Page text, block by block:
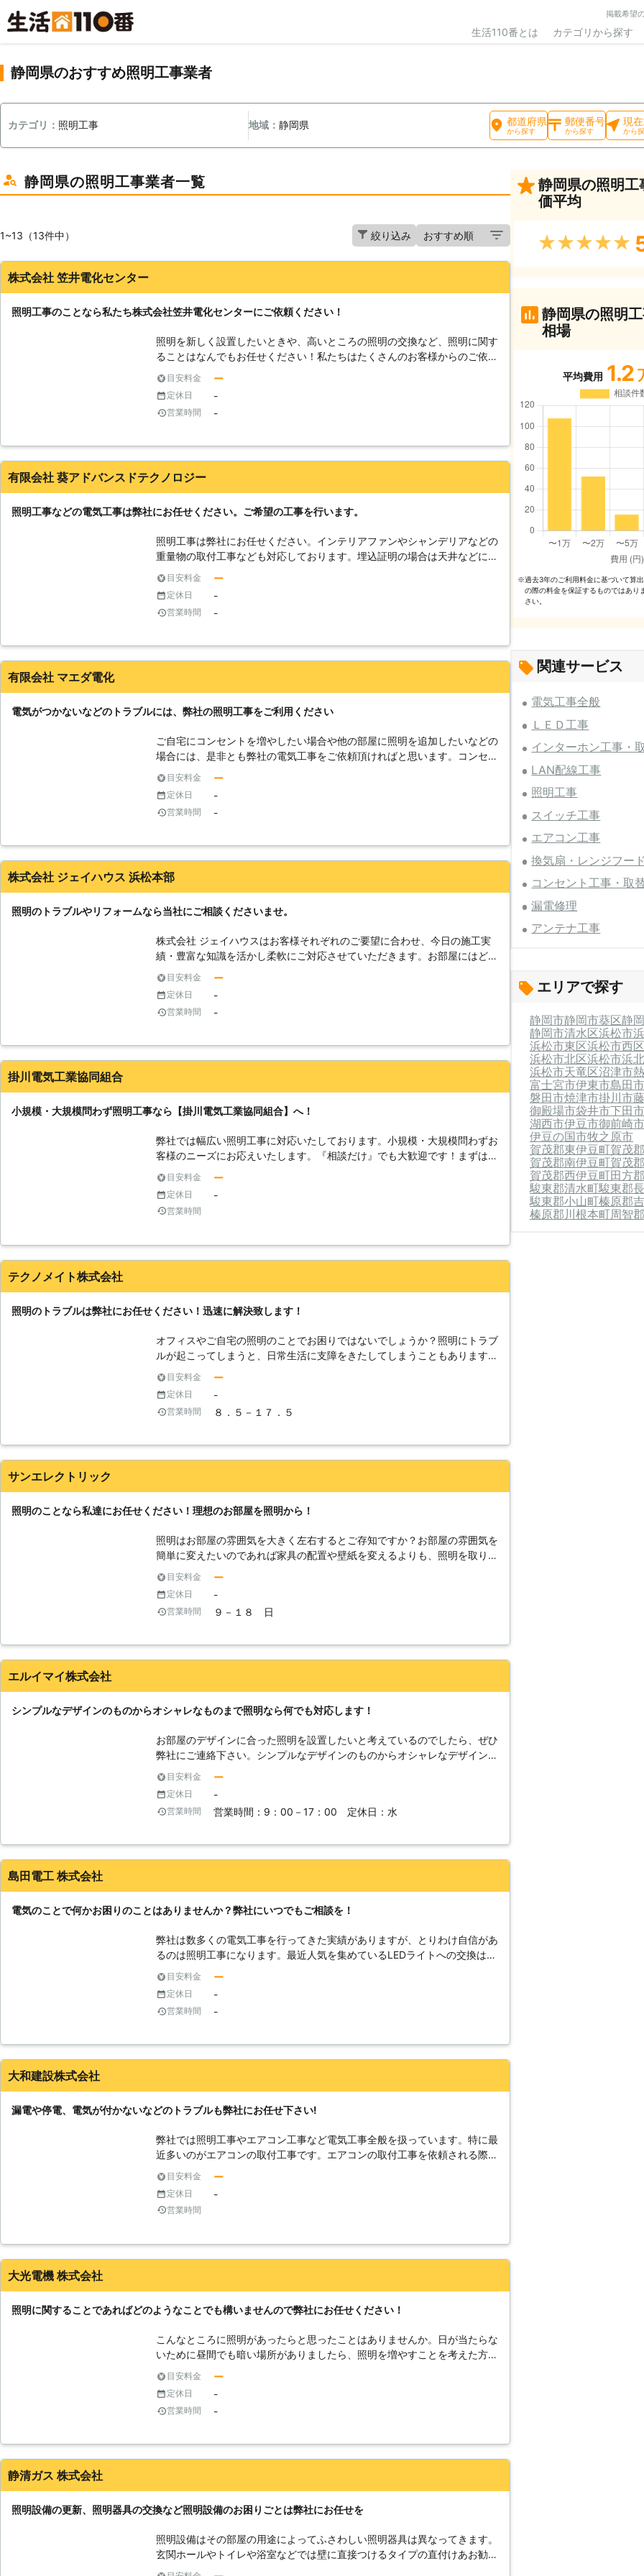
掲載希望
生活110番とは カテゴリから探す
静岡県のおすすめ照明工事業者
カテゴリ： 照明工事 地域：静岡県 都道府県
から探す
郵便番号
から探す
現
から
静岡県の照明工事業者一覧
1~13（13件中） 絞り込み
株式会社 笠井電化センター
照明工事のことなら私たち株式会社笠井電化センターにご依頼ください！
照明を新しく設置したいときや、高いところの照明の交換など、照明に関す
ることはなんでもお任せください！私たちはたくさんのお客様からのご依頼
を受け、数多くの照明工事をしてきました。数ある実績と豊富な経験をもつ
熟練のスタッフが勢揃いしておりますので、必ずお客様が満足できる照明工
事をすることをお約束いたします！
目安料金 ー
定休日 -
営業時間 -
有限会社 葵アドバンスドテクノロジー
照明工事などの電気工事は弊社にお任せください。ご希望の工事を行います。
照明工事は弊社にお任せください。インテリアファンやシャンデリアなどの
重量物の取付工事なども対応しております。埋込証明の場合は天井などに穴
を開けて工事を行わなければなりませんので、弊社にご相談いただければ、
出来るだけご要望通りに工事を行わせて頂きます。 プロの電気工事士資格
者が担当をいたしますので、見積りから施工依頼、工事まで最後まで責任を
持って行いますので安心して任せていただけることでしょう。ご依頼は見積
できない場合はお断りしていただくことも可能です。
目安料金 ー
定休日 -
営業時間 -
有限会社 マエダ電化
電気がつかないなどのトラブルには、弊社の照明工事をご利用ください
ご自宅にコンセントを増やしたい場合や他の部屋に照明を追加したいなどの
場合には、是非とも弊社の電気工事をご依頼頂ければと思います。コンセン
ト工事や照明工事の経験が豊富で、電気に関する知識もノウハウも沢山持っ
ていますので、常にリーズナブルに正確な作業を行っています。電気に関す
るどのようなトラブル、お悩みも解決する自信があります。困ったことがあ
ったら、すぐにお問合せを頂ければ、弊社担当スタッフが懇親丁寧に対応し
でおりますので、どうぞよろしくお願い致します。
目安料金 ー
定休日 -
営業時間 -
株式会社 ジェイハウス 浜松本部
照明のトラブルやリフォームなら当社にご相談くださいませ。
株式会社 ジェイハウスはお客様それぞれのご要望に合わせ、今日の施工実
績・豊富な知識を活かし柔軟にご対応させていただきます。お部屋にはどん
な照明が合うのか？照明の取り付けはどんな流れなのか？などお客様の持つ
疑問にも分かりやすくお答えいたします！照明を含む電気工事の事なら当社
にお任せくださいませ。
目安料金 ー
定休日 -
営業時間 -
掛川電気工業協同組合
小規模・大規模問わず照明工事なら【掛川電気工業協同組合】へ！
弊社では幅広い照明工事に対応いたしております。小規模・大規模問わずお
客様のニーズにお応えいたします。『相談だけ』でも大歓迎です！まずは弊
社にお問い合わせください。
目安料金 ー
定休日 -
営業時間
テクノメイト株式会社
照明のトラブルは弊社にお任せください！迅速に解決致します！
オフィスやご自宅の照明のことでお困りではないでしょうか？照明にトラブ
ルが起こってしまうと、日常生活に支障をきたしてしまうこともあります。
普段どおりの生活を営むためにも照明のトラブルは早めに解決してしまいま
しょう。弊社では照明のトラブル対応はもちろん、照明の取り換えや新設、
増設なども承っております。お電話頂けましたら、状況をお伺いし、お見積
りをお出しします。料金の詳細についてもご説明させて戴きますのでお気軽
目安料金 ー
定休日 -
営業時間 ８．５－１７．５
サンエレクトリック
照明のことなら私達にお任せください！理想のお部屋を照明から！
照明はお部屋の雰囲気を大きく左右するとご存知ですか？お部屋の雰囲気を
簡単に変えたいのであれば家具の配置や壁紙を変えるよりも、照明を取り換
えましょう。明るさや色、照明器具のデザインによってガラッと印象を変え
ることができます。私達は長年、照明工事を行ってきた中で多くの経験と実
績を積んできました。それらを活かし、お客様のご要望に沿うご提案をさせ
ていただきます。照明のことでお困りの方はぜひ一度弊社までお問い合わせ
目安料金 ー
定休日 -
営業時間 ９－１８ 日
エルイマイ株式会社
シンプルなデザインのものからオシャレなものまで照明なら何でも対応します！
お部屋のデザインに合った照明を設置したいと考えているのでしたら、ぜひ
弊社にご連絡下さい。シンプルなデザインのものからオシャレなデザインま
で様々な照明に対応できる知識を持ったスタッフが丁寧に対応させていただ
きます。
目安料金 ー
定休日 -
営業時間 営業時間：9：00－17：00 定休日：水
島田電工 株式会社
電気のことで何かお困りのことはありませんか？弊社にいつでもご相談を！
弊社は数多くの電気工事を行ってきた実績がありますが、とりわけ自信があ
るのは照明工事になります。最近人気を集めているLEDライトへの交換はも
ちろん、新しい照明を繋げるといった工事を行うことも出来ます。他にもエ
アコンやインターホン、コンセント等の問題を解決することも可能なので何
か悩みがありましたらいつでもご相談ください。当社のスタッフは経験・知
識が豊富にありますし、高度な技術を持っているので様々な電気関係のトラ
がら、最適なサービスをご提供しますのでお電話ください。
目安料金 ー
定休日 -
営業時間 -
大和建設株式会社
漏電や停電、電気が付かないなどのトラブルも弊社にお任せ下さい!
弊社では照明工事やエアコン工事など電気工事全般を扱っています。特に最
近多いのがエアコンの取付工事です。エアコンの取付工事を依頼される際に
は幾つかのチェックポイントがあります。まず挙げられるのがブレーカーで
す。エアコン専用回路や契約電気量30A程度のブレーカーがあれば快適にエ
アコンを使うことができますので、要チェックです。また専用コンセントが
設置場所近くにあるかどうかもポイントとなります。このとき専用コンセン
必要があります。さらにエアコンの性能や配管の太さも重要な点です。エア
コンの冷房能力や配管の太さによって多少の改装工事が必要となる場合があ
目安料金 ー
定休日 -
営業時間
大光電機 株式会社
照明に関することであればどのようなことでも構いませんので弊社にお任せください！
こんなところに照明があったらと思ったことはありませんか。日が当たらな
いために昼間でも暗い場所がありましたら、照明を増やすことを考えた方が
良いかもしれません。また、話題のLED照明にしたいとお考えの方もたくさ
んおられます。しかし、どれを選べば良いのかで困ることもあるでしょう。
様々な照明に関するお悩みに弊社でお答えいたします。どのようなお悩みで
も構いません。些細なことでも親身になって対応します。照明工事に対する
ただける照明工事をいたしますので、お気軽にお問い合わせください。
目安料金 ー
定休日 -
営業時間 -
静清ガス 株式会社
照明設備の更新、照明器具の交換など照明設備のお困りごとは弊社にお任せを
照明設備はその部屋の用途によってふさわしい照明器具は異なってきます。
玄関ホールやトイレや浴室などでは壁に直接つけるタイプの直付けあお勧め
です。居間や子供部屋・寝室などは天井につけるシーリングタイプがお勧め
静岡県の照明工
価平均
★★★★★
静岡県の照明
相場
平均費用 1.2
※過去3年のご利⽤料⾦に基づいて算
の際の料⾦を保証するものではあり
さい。
関連サービス
電気工事全般
ＬＥＤ工事
インターホン工事・
LAN配線工事
照明工事
スイッチ工事
エアコン工事
換気扇・レンジフー
コンセント工事・取
漏電修理
アンテナ工事
エリアで探す
静岡市静岡市葵区静
静岡市清水区浜松市
浜松市東区浜松市西区
浜松市北区浜松市浜
浜松市天竜区沼津市
富士宮市伊東市島田市
磐田市焼津市掛川市
御殿場市袋井市下田市
湖西市伊豆市御前崎市
伊豆の国市牧之原市
賀茂郡東伊豆町賀茂
賀茂郡南伊豆町賀茂
賀茂郡西伊豆町田方
駿東郡清水町駿東郡
駿東郡小山町榛原郡
榛原郡川根本町周智